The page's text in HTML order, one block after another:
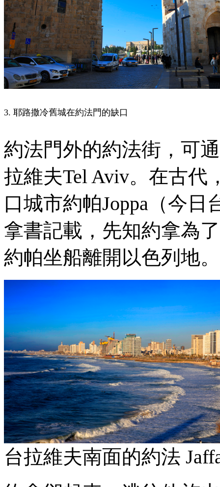
3. 耶路撒冷舊城在約法門的缺口
約法門外的約法街，可
拉維夫Tel Aviv。在古代
口城市約帕Joppa（今日
拿書記載，先知約拿為
約帕坐船離開以色列地。
台拉維夫南面的約法